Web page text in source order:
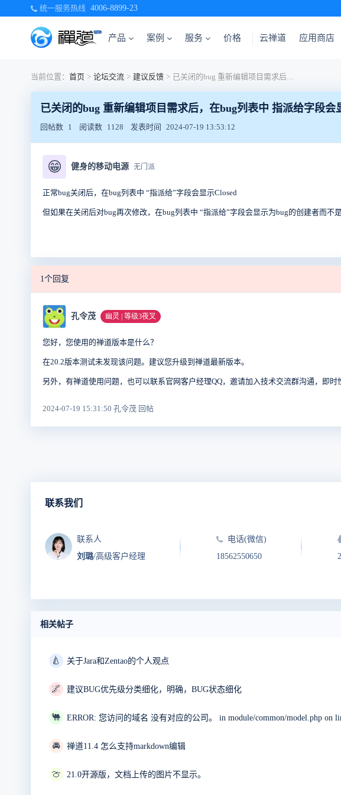
统一服务热线 4006-8899-23
产品 案例 服务 价格 云禅道 应用商店
当前位置： 首页 > 论坛交流 > 建议反馈 > 已关闭的bug 重新编辑项目需求后，在bug列表中 指派给字段会显示为bug的创建者而不是Closed
已关闭的bug 重新编辑项目需求后，在bug列表中 指派给字段会
回帖数 1 阅读数 1128 发表时间 2024-07-19 13:53:12
😁 健身的移动电源 无门派
正常bug关闭后，在bug列表中 “指派给”字段会显示Closed
但如果在关闭后对bug再次修改， 在bug列表中 “指派给”字段会显示为bug的创建者而不
1个回复
孔令茂 幽灵 | 等级3夜叉
您好，您使用的禅道版本是什么？
在20.2版本测试未发现该问题。建议您升级到禅道最新版本。
另外，有禅道使用问题，也可以联系官网客户经理QQ，邀请加入技术交流群沟通，即时
2024-07-19 15:31:50 孔令茂 回帖
联系我们
联系人
刘璐/高级客户经理
电话(微信)
18562550650
相关帖子
🍐 关于Jara和Zentao的个人观点
🌌 建议BUG优先级分类细化，明确，BUG状态细化
🐫
🚘 禅道11.4 怎么支持markdown编辑
🍈 21.0开源版，文档上传的图片不显示。